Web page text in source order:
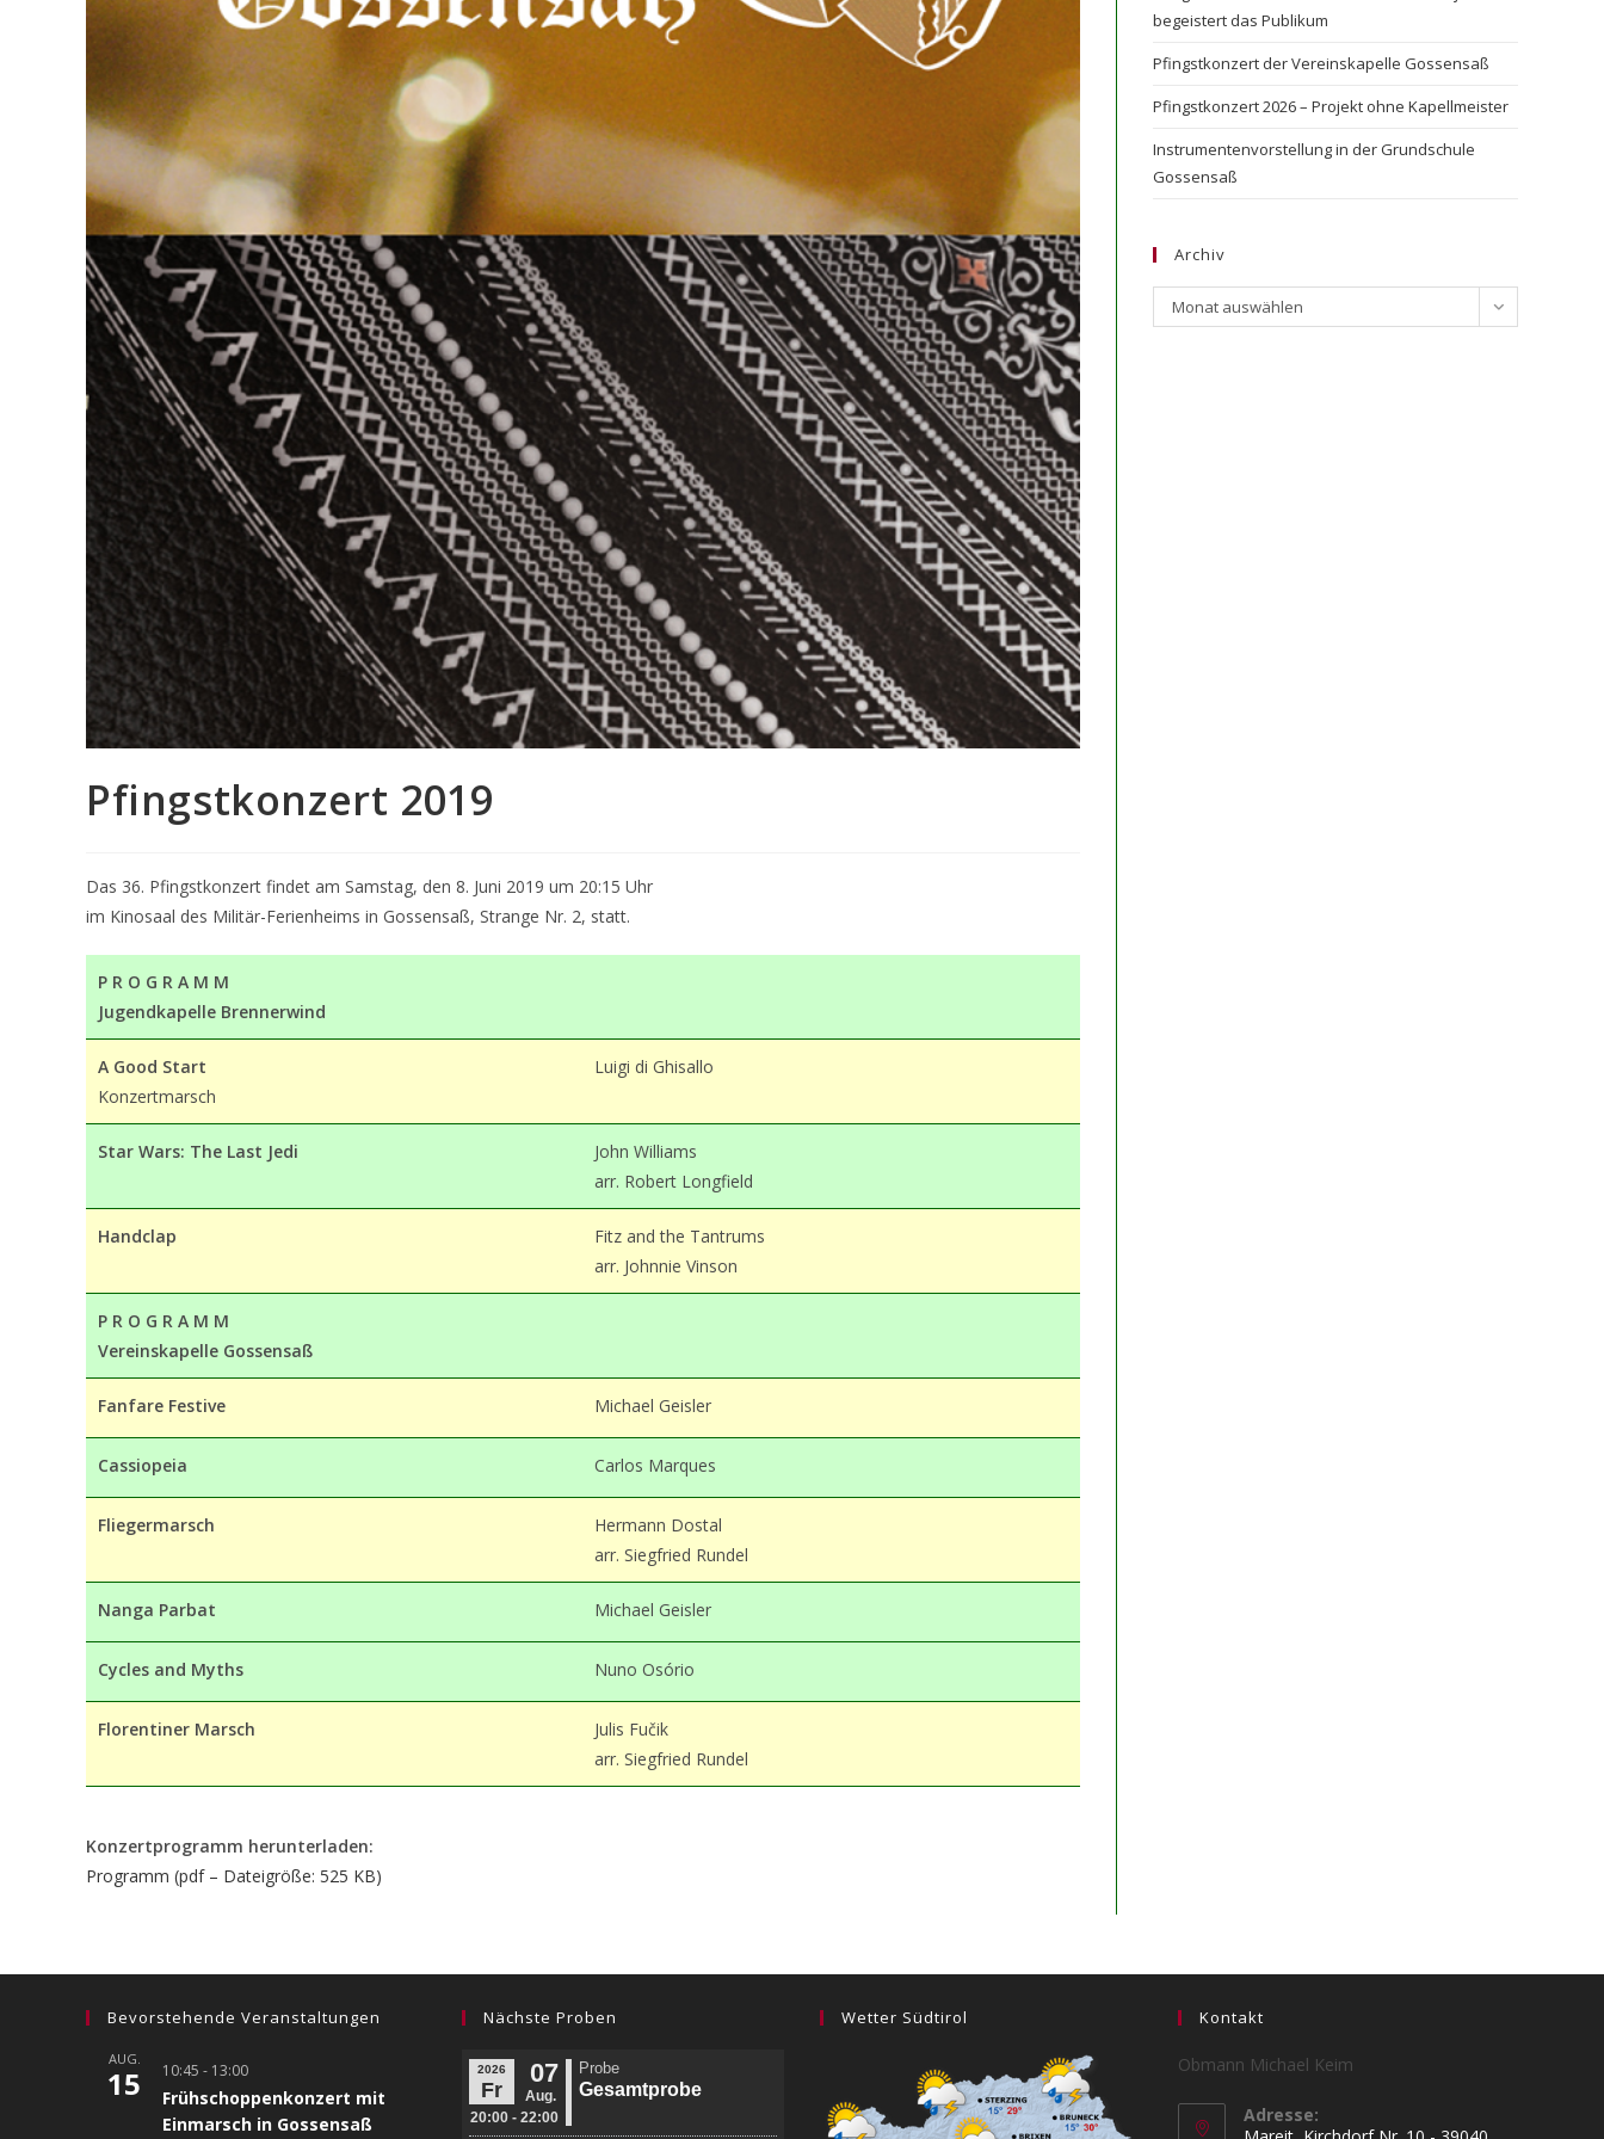
Pfingstkonzert 2019
Das 36. Pfingstkonzert findet am Samstag, den 8. Juni 2019 um 20:15 Uhr
im Kinosaal des Militär-Ferienheims in Gossensaß, Strange Nr. 2, statt.
P R O G R A M M
Jugendkapelle Brennerwind
A Good Start
Konzertmarsch
Luigi di Ghisallo
Star Wars: The Last Jedi
John Williams
arr. Robert Longfield
Handclap
Fitz and the Tantrums
arr. Johnnie Vinson
P R O G R A M M
Vereinskapelle Gossensaß
Fanfare Festive Michael Geisler
Cassiopeia Carlos Marques
Fliegermarsch
Hermann Dostal
arr. Siegfried Rundel
Nanga Parbat Michael Geisler
Cycles and Myths Nuno Osório
Florentiner Marsch
Julis Fučik
arr. Siegfried Rundel
Konzertprogramm herunterladen:
Programm (pdf – Dateigröße: 525 KB)
begeistert das Publikum
Pfingstkonzert der Vereinskapelle Gossensaß
Pfingstkonzert 2026 – Projekt ohne Kapellmeister
Instrumentenvorstellung in der Grundschule
Gossensaß
Archiv
Archiv
Monat auswählen
Bevorstehende Veranstaltungen
AUG.
15 10:45 - 13:00
Frühschoppenkonzert mit
Einmarsch in Gossensaß
Nächste Proben Wetter Südtirol Kontakt
Obmann Michael Keim
Adresse: